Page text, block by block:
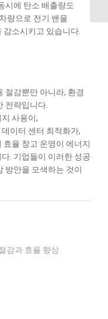
시에 탄소 배출량도
량으로 전기 밴을
감소시키고 있습니다.
절감뿐만 아니라, 환경
전략입니다.
사용이,
이터 센터 최적화가,
율 창고 운영이 에너지
. 기업들이 이러한 성공
방안을 모색하는 것이
감과 효율 향상